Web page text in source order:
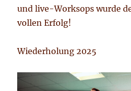
und live-Worksops wurde
vollen Erfolg!
Wiederholung 2025